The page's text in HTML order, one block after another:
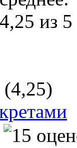
(4,25)